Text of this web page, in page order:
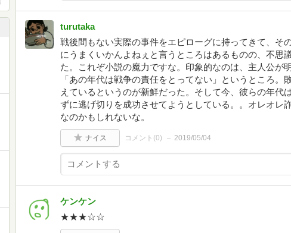
turutaka
戦後間もない実際の事件をエピローグに持ってきて、そ
にうまくいかんよねぇと言うところはあるものの、不思
た。これぞ小説の魔力ですな。印象的なのは、主人公が
「あの年代は戦争の責任をとってない」というところ。
えているというのが新鮮だった。そして今、彼らの年代
ずに逃げ切りを成功させてようとしている。。オレオレ
なのかもしれないな。
ナイス コメント(0) 2019/05/04
ケンケン
★★★☆☆